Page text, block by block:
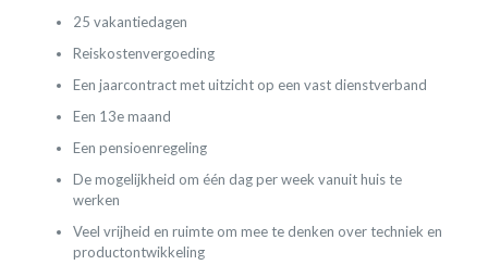
25 vakantiedagen
Reiskostenvergoeding
Een jaarcontract met uitzicht op een vast dienstverband
Een 13e maand
Een pensioenregeling
De mogelijkheid om één dag per week vanuit huis te
werken
Veel vrijheid en ruimte om mee te denken over techniek en
productontwikkeling